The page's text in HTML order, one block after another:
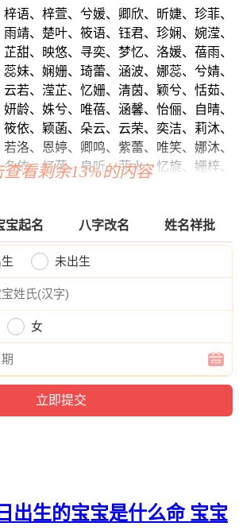
语、梓萱、兮媛、卿欣、昕婕、珍菲、
靖、楚叶、筱语、钰君、珍娴、婉滢、
甜、映悠、寻奕、梦忆、洛媛、蓓雨、
妹、娴姗、琦蕾、涵波、娜蕊、兮婧、
若、滢芷、忆姗、清茵、颖兮、恬茹、
龄、姝兮、唯蓓、涵馨、怡俪、自晴、
依、颖菡、朵云、云荣、奕洁、莉沐、
洛、恩婷、卿鸣、紫蕾、唯笑、娜沐、
依、忆蓓、泉听、菲水、忆旋、姗梓、
冉梦、宛熙、欣唯、姗璇、碧然、熙姗、
蕾、紫真、若盼、娴俪、江梦、兮甜、
蕾馨、姿敏、馨俪、妍水、冰诗、静欣、
珠、熙影、冰云、莹万、绿蕾、诗丽、
知馨、采俪、梵恬、姿媱、泉洛、楚冰、
珞甜、筱碧、俪甜、秋雨、水可、珠甜、
看剩余13%的内容
宝起名 八字改名 姓名祥批
未出生
女
出生的宝宝是什么命 宝宝